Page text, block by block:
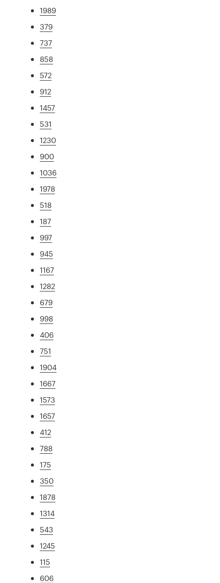
1989
379
737
858
572
912
1457
531
1230
900
1036
1978
518
187
997
945
1167
1282
679
998
406
751
1904
1667
1573
1657
412
788
175
350
1878
1314
543
1245
115
606